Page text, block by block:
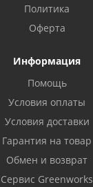
Политика
Оферта
Информация
Помощь
Условия оплаты
Условия доставки
Гарантия на товар
Обмен и возврат
Сервис Greenworks